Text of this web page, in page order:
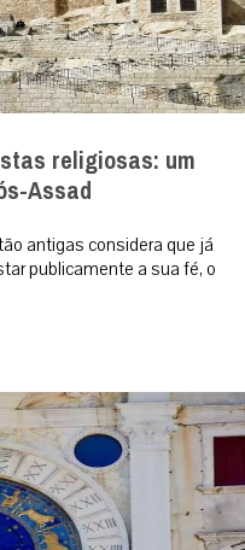
religiosas: um
Assad
antigas considera que já
publicamente a sua fé, o